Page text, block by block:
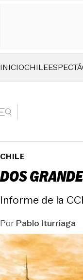
INICIOCHILE
CHILE
DOS
Informe de la
PorPablo Iturriaga